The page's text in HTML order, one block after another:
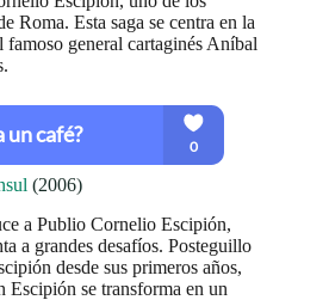
Roma. Esta saga se centra en la
general cartaginés Aníbal
(2006)
a Publio Cornelio Escipión,
a grandes desafíos. Posteguillo
desde sus primeros años,
Escipión se transforma en un